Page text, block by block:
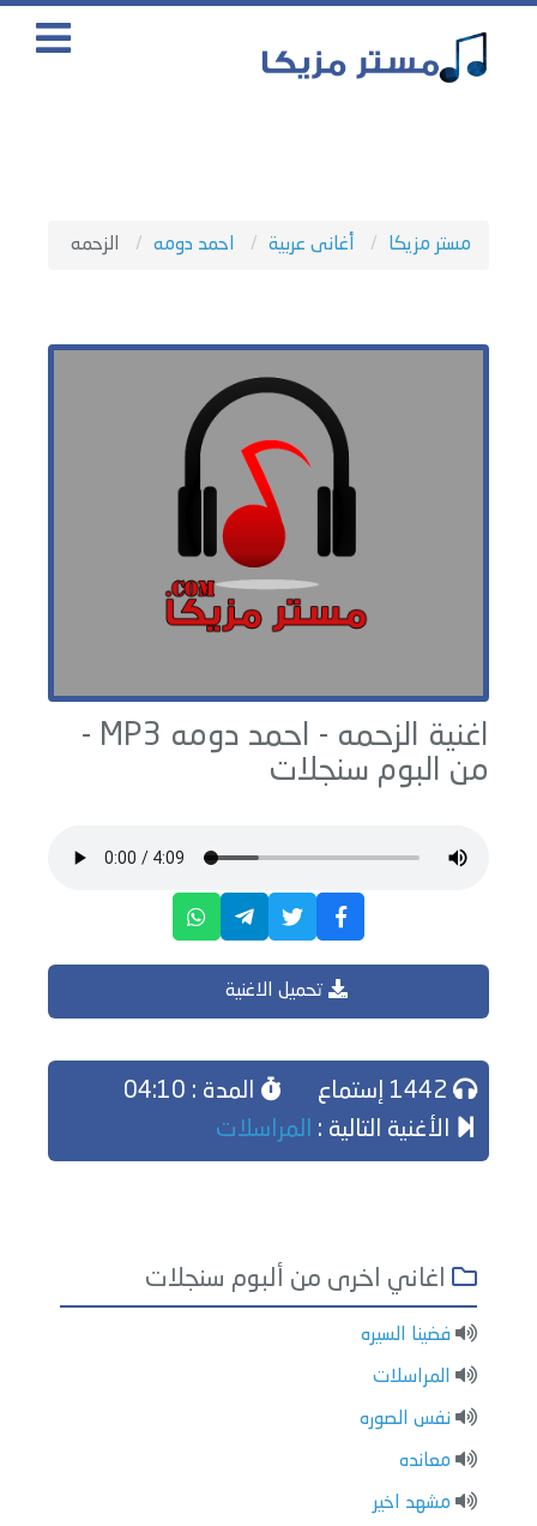
مستر مزيكا أغانى عربية احمد دومه الزحمه
اغنية الزحمه - احمد دومه
MP3 -
من البوم سنجلات
تحميل الاغنية
المدة : 04:10
الأغنية التالية :
المراسلات
اغاني اخرى من ألبوم سنجلات
فضينا السيره
المراسلات
نفس الصوره
معانده
مشهد اخير